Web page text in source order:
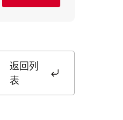
返回列
表